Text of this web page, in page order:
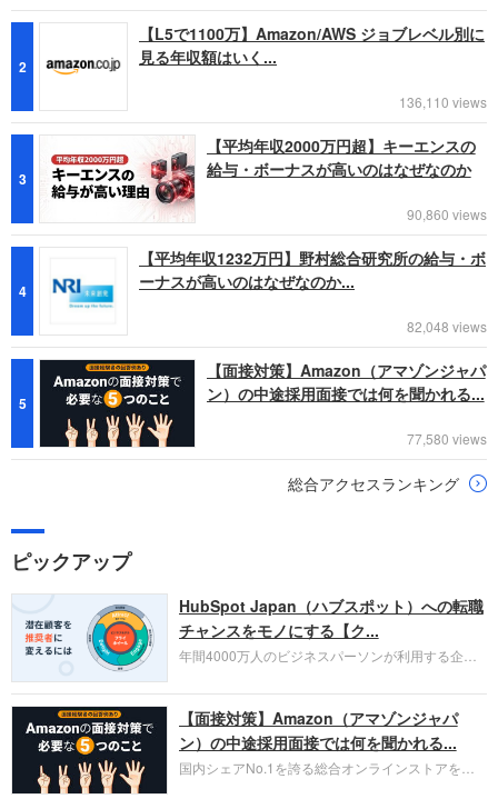
2
【L5で1100万】Amazon/AWS ジョブレベル別に
見る年収額はいく...
136,110 views
3
【平均年収2000万円超】キーエンスの
給与・ボーナスが高いのはなぜなのか
90,860 views
4
【平均年収1232万円】野村総合研究所の給与・ボ
ーナスが高いのはなぜなのか...
82,048 views
5
【面接対策】Amazon（アマゾンジャパ
ン）の中途採用面接では何を聞かれる...
77,580 views
総合アクセスランキング
ピックアップ
HubSpot Japan（ハブスポット）への転職
チャンスをモノにする【ク...
年間4000万人のビジネスパーソンが利用する企業
お勧めするイチオシ企業をご紹介します。今回はク
ラウド型CRMプラットフォームを提供する
HubSpot Japan（ハブスポット・ジャパン）株式会
社です。採用面接対策の企業研究にご活用くださ
い。
【面接対策】Amazon（アマゾンジャパ
ン）の中途採用面接では何を聞かれる...
国内シェアNo.1を誇る総合オンラインストアを運